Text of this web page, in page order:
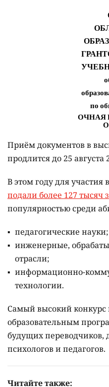
Приём документов в
продлится до 25 августа
В этом году для участия
подали более 127 тысяч
популярностью среди
педагогические науки;
инженерные,
отрасли;
информационно-
технологии.
Самый высокий конкурс
образовательным
будущих переводчиков,
психологов и педагогов.
Читайте также: